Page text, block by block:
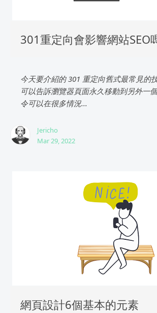
301重定向會影響網站SEO
今天要介紹的 301 重定向舊式最常見的
可以告訴瀏覽器頁面永久移動到另外一
令可以在很多情況...
Jericho
Mar 29, 2022
網頁設計6個基本的元素